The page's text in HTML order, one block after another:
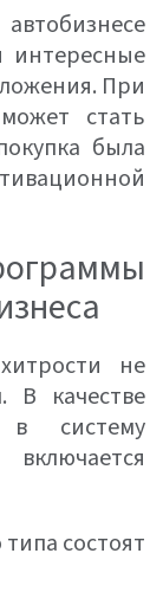
При
стать
была
не
В качестве
систему
состоят